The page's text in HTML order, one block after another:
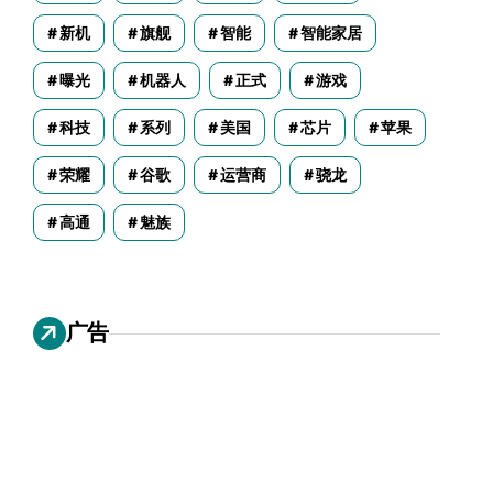
新机 旗舰 智能 智能家居
曝光 机器人 正式 游戏
科技 系列 美国 芯片 苹果
荣耀 谷歌 运营商 骁龙
高通 魅族
广告